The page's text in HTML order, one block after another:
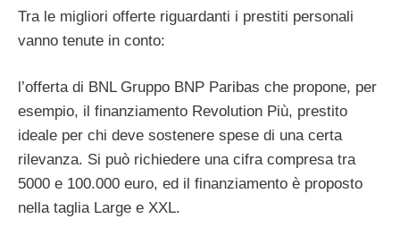
Tra le migliori offerte riguardanti i prestiti personali
vanno tenute in conto:
l’offerta di BNL Gruppo BNP Paribas che propone, per
esempio, il finanziamento Revolution Più, prestito
ideale per chi deve sostenere spese di una certa
rilevanza. Si può richiedere una cifra compresa tra
5000 e 100.000 euro, ed il finanziamento è proposto
nella taglia Large e XXL.